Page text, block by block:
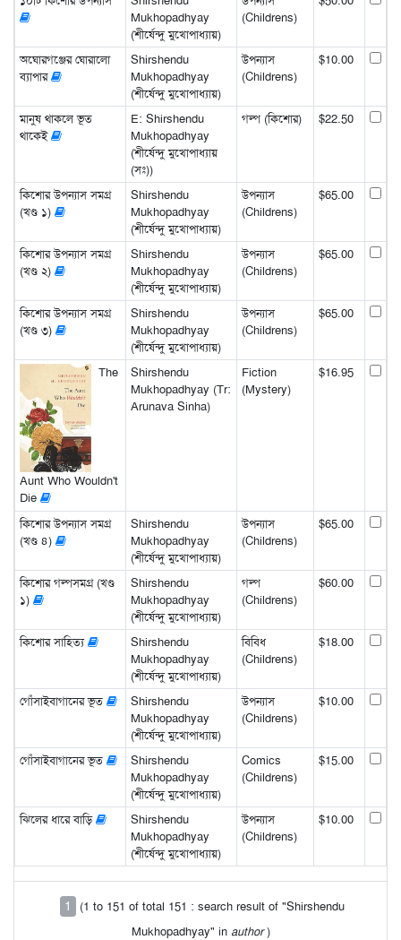
Mukhopadhyay
(শীর্ষেন্দু মুখোপাধ্যায়)
(Childrens)
অঘোরগঞ্জের ঘোরালো
ব্যাপার
Shirshendu
Mukhopadhyay
(শীর্ষেন্দু মুখোপাধ্যায়)
উপন্যাস
(Childrens)
$10.00
মানুষ থাকলে ভূত
থাকেই
E: Shirshendu
Mukhopadhyay
(শীর্ষেন্দু মুখোপাধ্যায়
(সঃ))
গল্প (কিশোর) $22.50
কিশোর উপন্যাস সমগ্র
(খণ্ড ১)
Shirshendu
Mukhopadhyay
(শীর্ষেন্দু মুখোপাধ্যায়)
উপন্যাস
(Childrens)
$65.00
কিশোর উপন্যাস সমগ্র
(খণ্ড ২)
Shirshendu
Mukhopadhyay
(শীর্ষেন্দু মুখোপাধ্যায়)
উপন্যাস
(Childrens)
$65.00
কিশোর উপন্যাস সমগ্র
(খণ্ড ৩)
Shirshendu
Mukhopadhyay
(শীর্ষেন্দু মুখোপাধ্যায়)
উপন্যাস
(Childrens)
$65.00
The
Aunt Who Wouldn't
Die
Shirshendu
Mukhopadhyay (Tr:
Arunava Sinha)
Fiction
(Mystery)
$16.95
কিশোর উপন্যাস সমগ্র
(খণ্ড ৪)
Shirshendu
Mukhopadhyay
(শীর্ষেন্দু মুখোপাধ্যায়)
উপন্যাস
(Childrens)
$65.00
কিশোর গল্পসমগ্র (খণ্ড
১)
Shirshendu
Mukhopadhyay
(শীর্ষেন্দু মুখোপাধ্যায়)
গল্প
(Childrens)
$60.00
কিশোর সাহিত্য
Shirshendu
Mukhopadhyay
(শীর্ষেন্দু মুখোপাধ্যায়)
বিবিধ
(Childrens)
$18.00
গোঁসাইবাগানের ভূত
Shirshendu
Mukhopadhyay
(শীর্ষেন্দু মুখোপাধ্যায়)
উপন্যাস
(Childrens)
$10.00
গোঁসাইবাগানের ভূত
Shirshendu
Mukhopadhyay
(শীর্ষেন্দু মুখোপাধ্যায়)
Comics
(Childrens)
$15.00
ঝিলের ধারে বাড়ি
Shirshendu
Mukhopadhyay
(শীর্ষেন্দু মুখোপাধ্যায়)
উপন্যাস
(Childrens)
$10.00
1
(1 to 151 of total 151 : search result of "Shirshendu
Mukhopadhyay" in author)